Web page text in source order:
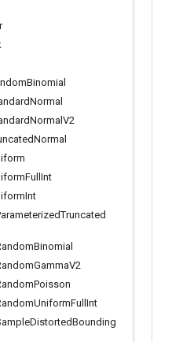
Binomial
Normal
Normal V2
Normal
Full Int
Int
Truncated
Binomial
GammaV2
Poisson
UniformFull Int
DistortedBounding